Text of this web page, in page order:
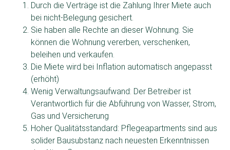
Durch die Verträge ist die Zahlung Ihrer Miete auch
bei nicht-Belegung gesichert.
Sie haben alle Rechte an dieser Wohnung. Sie
können die Wohnung vererben, verschenken,
beleihen und verkaufen.
Die Miete wird bei Inflation automatisch angepasst
(erhöht)
Wenig Verwaltungsaufwand: Der Betreiber ist
Verantwortlich für die Abführung von Wasser, Strom,
Gas und Versicherung
Hoher Qualitätsstandard: Pflegeapartments sind aus
solider Bausubstanz nach neuesten Erkenntnissen